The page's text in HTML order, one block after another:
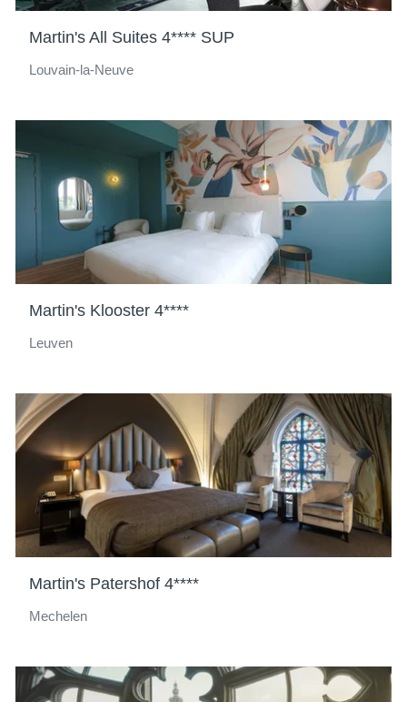
Martin's All Suites 4**** SUP
Louvain-la-Neuve
Martin's Klooster 4****
Leuven
Martin's Patershof 4****
Mechelen